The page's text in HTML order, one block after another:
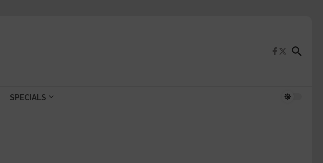
SPECIALS